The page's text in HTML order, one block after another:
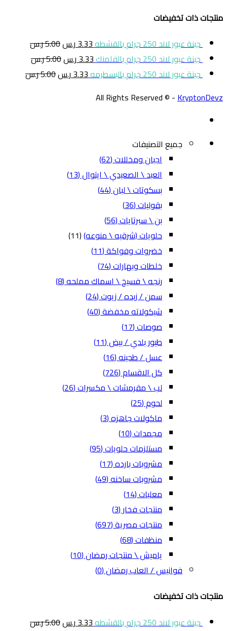
منتجات ذات تخفيضات
جبنة عبور لاند 250 جرام بالقشطه
3.33ر.س5.00ر.س
جبنة عبور لاند 250 جرام بالفلمنك
3.33ر.س5.00ر.س
جبنة عبور لاند 250 جرام بالبسطرمه
3.33ر.س5.00ر.س
All Rights Reserved © -KryptonDevz
جميع التصنيفات
اجبان ومخللات(62)
العبد \ الصعيدي \ ايتوال(13)
بسكوتات \ لبان(44)
بقوليات(36)
بن \ سبرتايات(56)
حلويات (شرقيه \ منوعه)(11)
خضروات وفواكة(11)
خلطات وبهارات(74)
رنجه \ فسيخ \ اسماك مملحه(8)
سمن / زبده / زيوت(24)
شيكولاته مخفضة(40)
صوصات(17)
طيور بلدي / بيض(11)
عسل / طحينه(16)
كل الاقسام(726)
لب \ مقرمشات \ مكسرات(26)
لحوم(25)
ماكولات جاهزه(3)
مجمدات(10)
مستلزمات حلويات(95)
مشروبات بارده(17)
مشروبات ساخنه(49)
معلبات(14)
منتجات فخار(3)
منتجات مصرية(697)
منظفات(68)
ياميش \ منتجات رمضان(10)
فوانيس / العاب رمضان(0)
منتجات ذات تخفيضات
جبنة عبور لاند 250 جرام بالقشطه
3.33ر.س5.00ر.س